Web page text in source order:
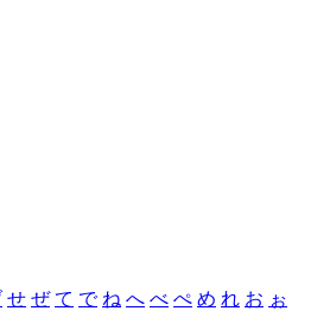
せ ぜ て で ね へ べ ぺ め れ お ぉ